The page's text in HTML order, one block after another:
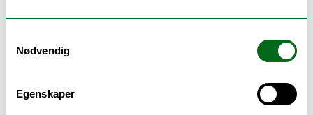
Nødvendig
Egenskaper
Når barn leker rollelek setter de ord på tanker, følelser
og forestillinger. De går inn i en fiktiv verden, og i leken
forestillinger, forhandle og fantasere.
I dette foredraget tas dere med inn i leken og utforsker